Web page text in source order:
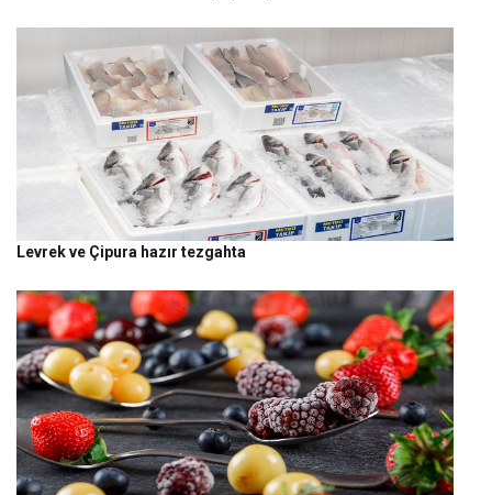
Levrek ve Çipura hazır tezgahta